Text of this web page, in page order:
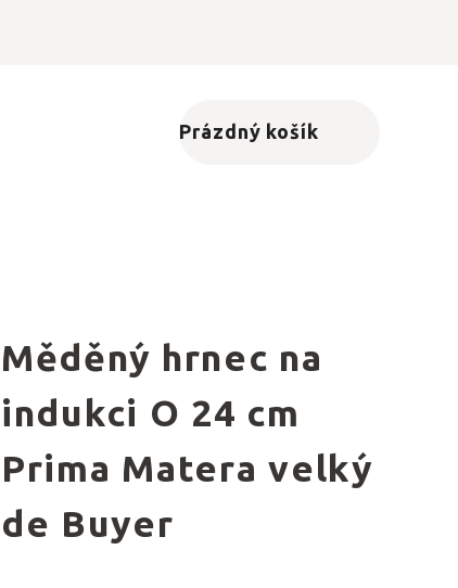
Nákupní košík
Prázdný košík
Měděný hrnec na
indukci O 24 cm
Prima Matera velký
de Buyer